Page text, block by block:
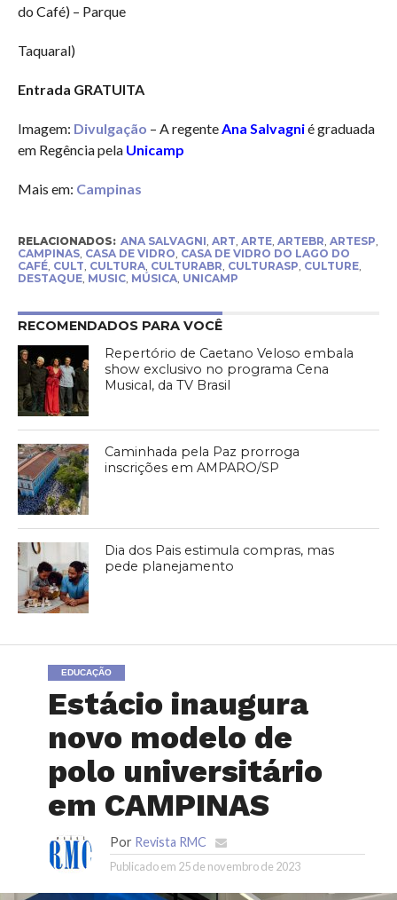
do Café) – Parque
Taquaral)
Entrada GRATUITA
Imagem: Divulgação – A regenteAna Salvagnié graduada
em Regência pela Unicamp
Mais em: Campinas
RELACIONADOS: ANA SALVAGNI, ART, ARTE, ARTEBR, ARTESP,
CAMPINAS, CASA DE VIDRO, CASA DE VIDRO DO LAGO DO
CAFÉ, CULT, CULTURA, CULTURABR, CULTURASP, CULTURE,
DESTAQUE, MUSIC, MÚSICA, UNICAMP
RECOMENDADOS PARA VOCÊ
Repertório de Caetano Veloso embala
show exclusivo no programa Cena
Musical, da TV Brasil
Caminhada pela Paz prorroga
inscrições em AMPARO/SP
Dia dos Pais estimula compras, mas
pede planejamento
EDUCAÇÃO
Estácio inaugura
novo modelo de
polo universitário
em CAMPINAS
Por Revista RMC
Publicado em 25 de novembro de 2023